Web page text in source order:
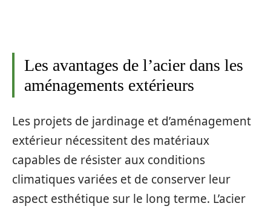
Les avantages de l’acier dans les
aménagements extérieurs
Les projets de jardinage et d’aménagement
extérieur nécessitent des matériaux
capables de résister aux conditions
climatiques variées et de conserver leur
aspect esthétique sur le long terme. L’acier